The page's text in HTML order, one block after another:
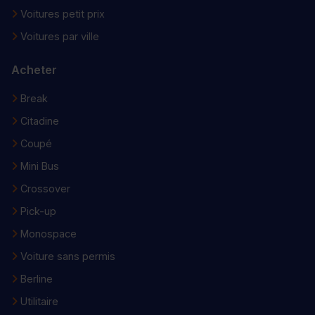
Voitures petit prix
Voitures par ville
Acheter
Break
Citadine
Coupé
Mini Bus
Crossover
Pick-up
Monospace
Voiture sans permis
Berline
Utilitaire